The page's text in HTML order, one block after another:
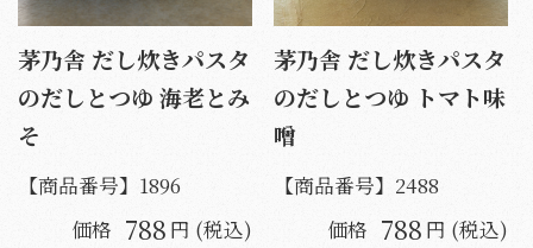
茅乃舎 だし炊きパスタ
のだしとつゆ 海老とみ
そ
【商品番号】 1896
価格 788 円 (税込)
茅乃舎 だし炊きパスタ
のだしとつゆ トマト味
噌
【商品番号】 2488
価格 788 円 (税込)